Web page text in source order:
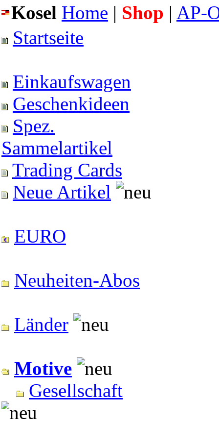
Kosel Home | Shop | AP-
Startseite
Einkaufswagen
Geschenkideen
Spez.
Sammelartikel
Trading Cards
Neue Artikel
EURO
Neuheiten-Abos
Länder
Motive
Gesellschaft